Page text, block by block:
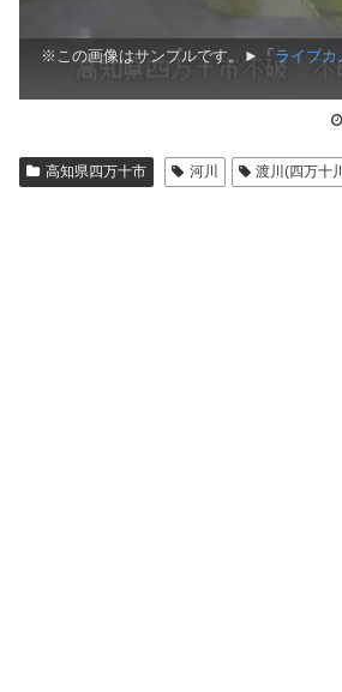
※この画像はサンプルです。►「 ライブカ
高知県四万十市 河川 渡川(四万十